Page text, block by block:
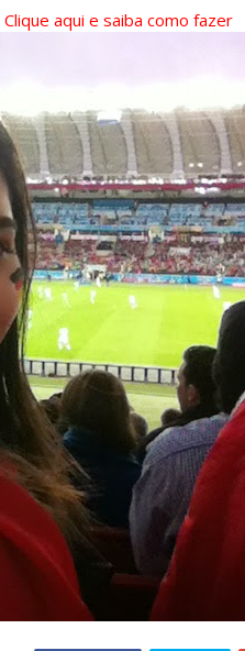
Clique aqui e saiba como fazer